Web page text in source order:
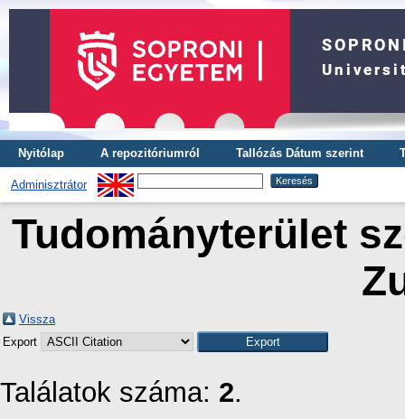
Nyitólap A repozitóriumról Tallózás Dátum szerint
Adminisztrátor
Tudományterület
Vissza
Export
Találatok száma: 2.